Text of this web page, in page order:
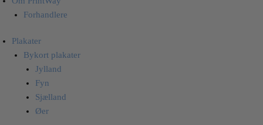
Forhandlere
Plakater
Bykort plakater
Jylland
Fyn
Sjælland
Øer